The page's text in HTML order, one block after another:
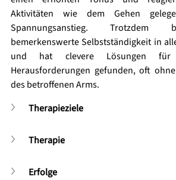
Aktivitäten wie dem Gehen
Spannungsanstieg. Trotzdem
bemerkenswerte Selbstständigkeit in
und hat clevere Lösungen für
Herausforderungen gefunden, oft
des betroffenen Arms.
Therapieziele
Therapie
Erfolge